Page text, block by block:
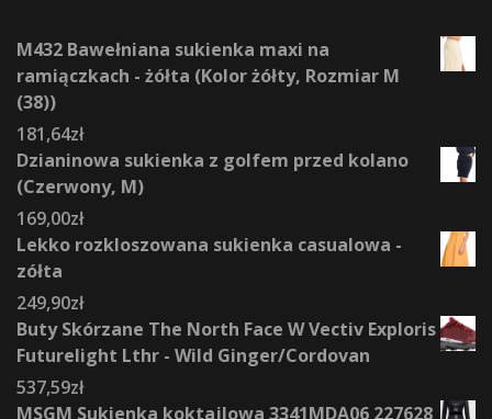
M432 Bawełniana sukienka maxi na
ramiączkach - żółta (Kolor żółty, Rozmiar M
(38))
181,64zł
Dzianinowa sukienka z golfem przed kolano
(Czerwony, M)
169,00zł
Lekko rozkloszowana sukienka casualowa -
zółta
249,90zł
Buty Skórzane The North Face W Vectiv Exploris
Futurelight Lthr - Wild Ginger/Cordovan
537,59zł
MSGM Sukienka koktajlowa 3341MDA06 227628